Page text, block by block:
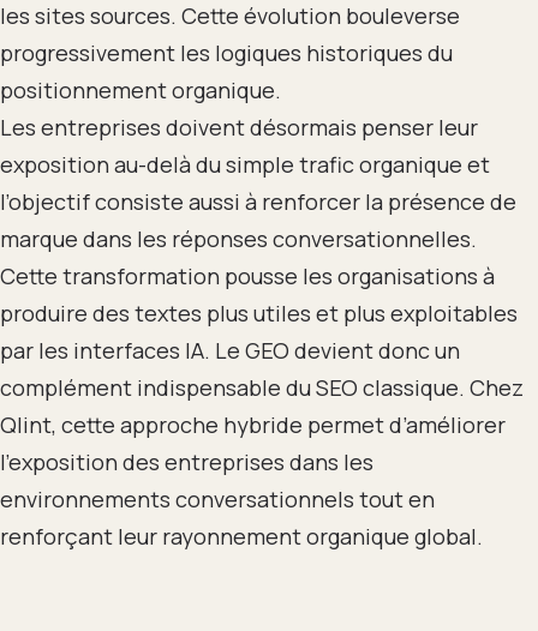
les sites sources. Cette évolution bouleverse
progressivement les logiques historiques du
positionnement organique.
Les entreprises doivent désormais penser leur
exposition au-delà du simple trafic organique et
l’objectif consiste aussi à renforcer la présence de
marque dans les réponses conversationnelles.
Cette transformation pousse les organisations à
produire des textes plus utiles et plus exploitables
par les interfaces IA. Le GEO devient donc un
complément indispensable du SEO classique. Chez
Qlint, cette approche hybride permet d’améliorer
l’exposition des entreprises dans les
environnements conversationnels tout en
renforçant leur rayonnement organique global.